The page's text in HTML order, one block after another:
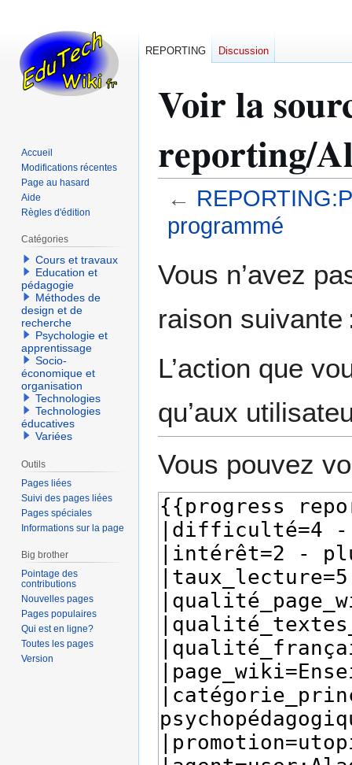
Voir la
reporting/
←
programmé
à
navigation
à
recherche
Vous n’avez
raison suivante
L’action que
qu’aux
Vous pouvez
REPORTING Discussion
Accueil
Modifications récentes
Page au hasard
Aide
Règles d'édition
Catégories
Cours et travaux
Education et
pédagogie
Méthodes de
design et de
recherche
Psychologie et
apprentissage
Socio-
économique et
organisation
Technologies
Technologies
éducatives
Variées
Outils
Pages liées
Suivi des pages liées
Pages spéciales
Informations sur la page
Big brother
Pointage des
contributions
Nouvelles pages
Pages populaires
Qui est en ligne?
Toutes les pages
Version